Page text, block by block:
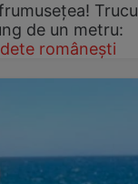
de un metru:
românești